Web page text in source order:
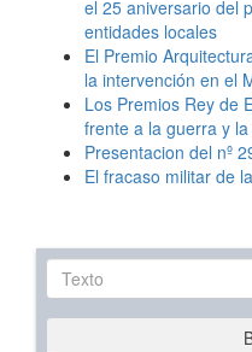
el 25 aniversario del
entidades locales
El Premio
la intervención en el
Los Premios Rey de
frente a la guerra y
Presentacion del nº
El fracaso militar de
Texto